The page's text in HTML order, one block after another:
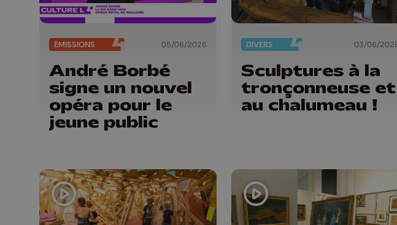
ÉMISSIONS 05/06/2026
André Borbé
signe un nouvel
opéra pour le
jeune public
DIVERS 03/06/
Sculptures à la
tronçonneuse et
au chalumeau !